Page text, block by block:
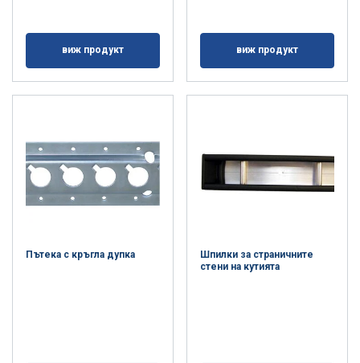
виж продукт виж продукт
Пътека с кръгла дупка
Шпилки за страничните
стени на кутията